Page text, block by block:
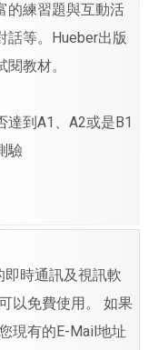
的練習題與互動活
話等。Hueber出版
閱教材。
達到A1、A2或是B1
驗
時通訊及視訊軟
以免費使用。 如果
現有的E-Mail地址